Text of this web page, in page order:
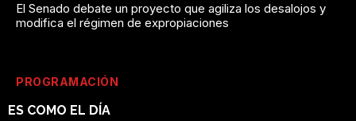
El Senado debate un proyecto que agiliza los desalojos y
modifica el régimen de expropiaciones
PROGRAMACIÓN
ES COMO EL DÍA